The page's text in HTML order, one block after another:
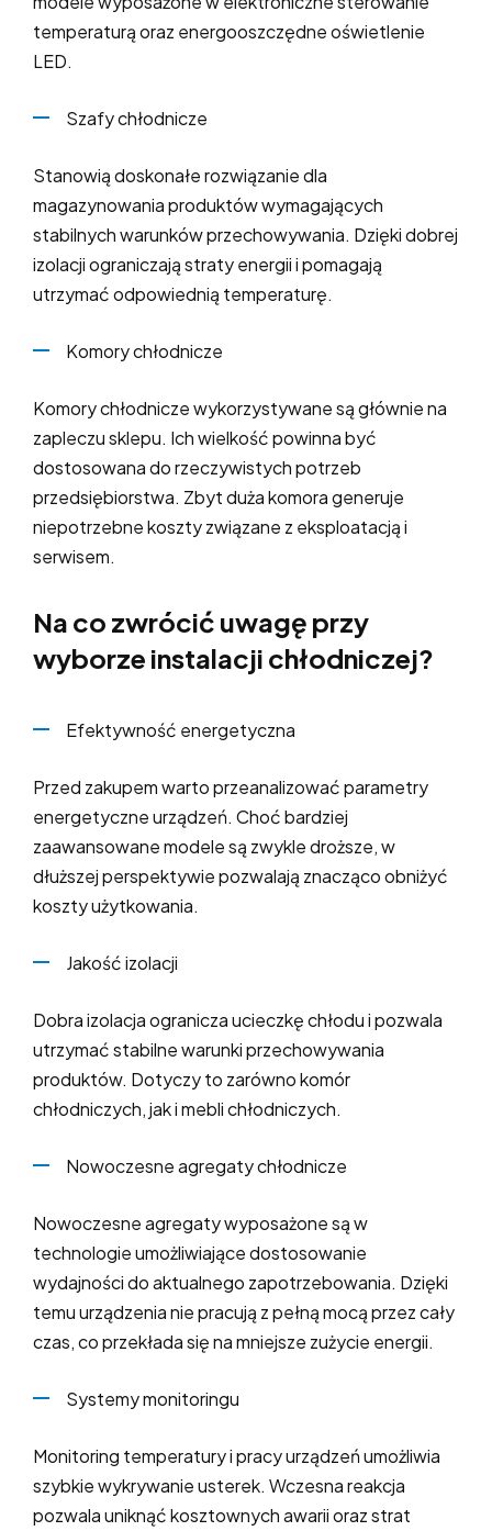
temperaturą oraz energooszczędne oświetlenie
LED.
Szafy chłodnicze
Stanowią doskonałe rozwiązanie dla
magazynowania produktów wymagających
stabilnych warunków przechowywania. Dzięki dobrej
izolacji ograniczają straty energii i pomagają
utrzymać odpowiednią temperaturę.
Komory chłodnicze
Komory chłodnicze wykorzystywane są głównie na
zapleczu sklepu. Ich wielkość powinna być
dostosowana do rzeczywistych potrzeb
przedsiębiorstwa. Zbyt duża komora generuje
niepotrzebne koszty związane z eksploatacją i
serwisem.
Na co zwrócić uwagę przy
wyborze instalacji chłodniczej?
Efektywność energetyczna
Przed zakupem warto przeanalizować parametry
energetyczne urządzeń. Choć bardziej
zaawansowane modele są zwykle droższe, w
dłuższej perspektywie pozwalają znacząco obniżyć
koszty użytkowania.
Jakość izolacji
Dobra izolacja ogranicza ucieczkę chłodu i pozwala
utrzymać stabilne warunki przechowywania
produktów. Dotyczy to zarówno komór
chłodniczych, jak i mebli chłodniczych.
Nowoczesne agregaty chłodnicze
Nowoczesne agregaty wyposażone są w
technologie umożliwiające dostosowanie
wydajności do aktualnego zapotrzebowania. Dzięki
temu urządzenia nie pracują z pełną mocą przez cały
czas, co przekłada się na mniejsze zużycie energii.
Systemy monitoringu
Monitoring temperatury i pracy urządzeń umożliwia
szybkie wykrywanie usterek. Wczesna reakcja
pozwala uniknąć kosztownych awarii oraz strat